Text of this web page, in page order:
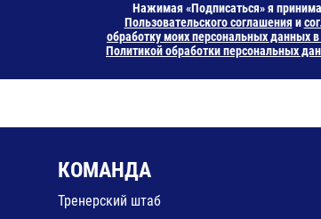
Нажимая «Подписаться» я
Пользовательского соглашения и
обработку моих персональных данных в
Политикой обработки персональных
КОМАНДА
Тренерский штаб